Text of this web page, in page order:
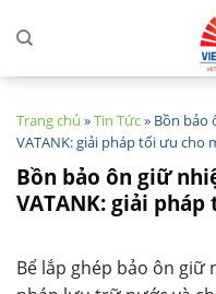
Trang chủ »Tin Tức» Bồn bảo
VATANK: giải pháp tối ưu cho
Bồn bảo ôn giữ
VATANK: giải
Bể lắp ghép bảo ôn giữ